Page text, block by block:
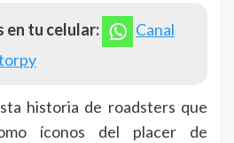
en tu celular:
Canal
historia de roadsters que
íconos del placer de